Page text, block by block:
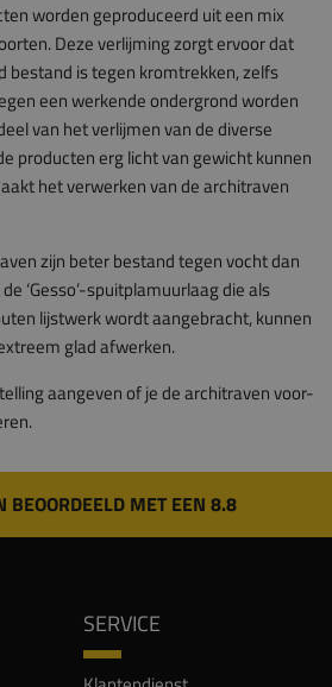
worden geproduceerd uit een mix
Deze verlijming zorgt ervoor dat
bestand is tegen kromtrekken, zelfs
een werkende ondergrond worden
van het verlijmen van de diverse
producten erg licht van gewicht kunnen
het verwerken van de architraven
zijn beter bestand tegen vocht dan
‘Gesso’-spuitplamuurlaag die als
lijstwerk wordt aangebracht, kunnen
glad afwerken.
aangeven of je de architraven voor-
BEOORDEELD MET EEN 8.8
SERVICE